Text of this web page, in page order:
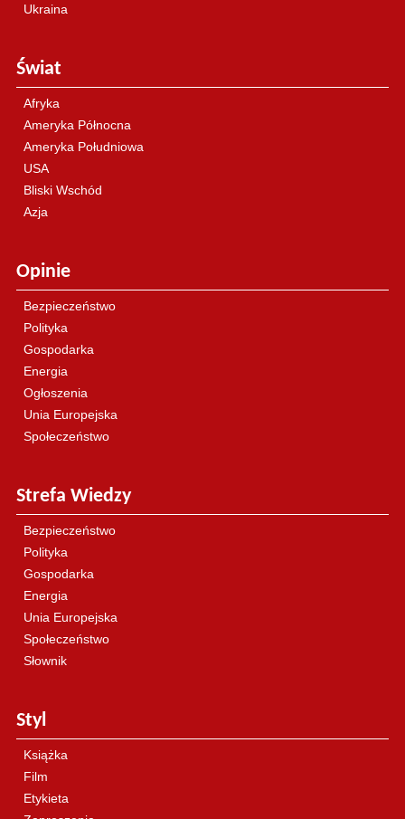
Ukraina
Świat
Afryka
Ameryka Północna
Ameryka Południowa
USA
Bliski Wschód
Azja
Opinie
Bezpieczeństwo
Polityka
Gospodarka
Energia
Ogłoszenia
Unia Europejska
Społeczeństwo
Strefa Wiedzy
Bezpieczeństwo
Polityka
Gospodarka
Energia
Unia Europejska
Społeczeństwo
Słownik
Styl
Książka
Film
Etykieta